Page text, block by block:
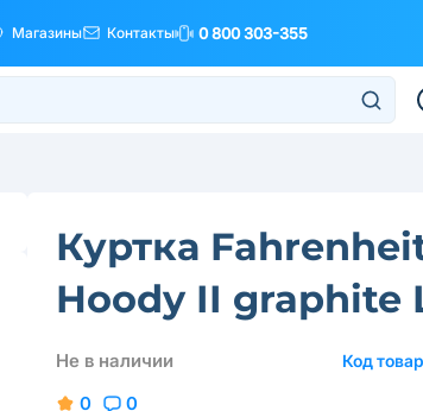
Магазины Контакты 0 800 303-355
Куртка
Hoody II graphite
Не в наличии Код
0 0